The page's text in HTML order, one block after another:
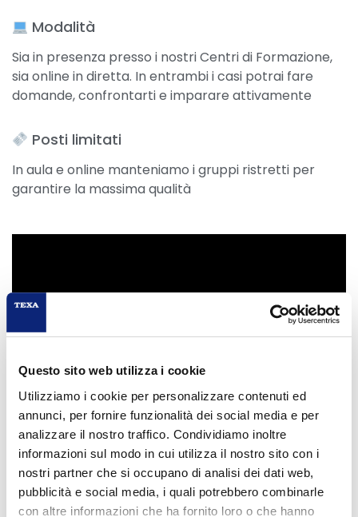
Questo sito web utilizza i cookie
Utilizziamo i cookie per personalizzare contenuti ed
annunci, per fornire funzionalità dei social media e per
analizzare il nostro traffico. Condividiamo inoltre
informazioni sul modo in cui utilizza il nostro sito con i
nostri partner che si occupano di analisi dei dati web,
pubblicità e social media, i quali potrebbero combinarle
con altre informazioni che ha fornito loro o che hanno
Modalità
Sia in presenza presso i nostri Centri di Formazione,
sia online in diretta. In entrambi i casi potrai fare
domande, confrontarti e imparare attivamente
Posti limitati
In aula e online manteniamo i gruppi ristretti per
garantire la massima qualità